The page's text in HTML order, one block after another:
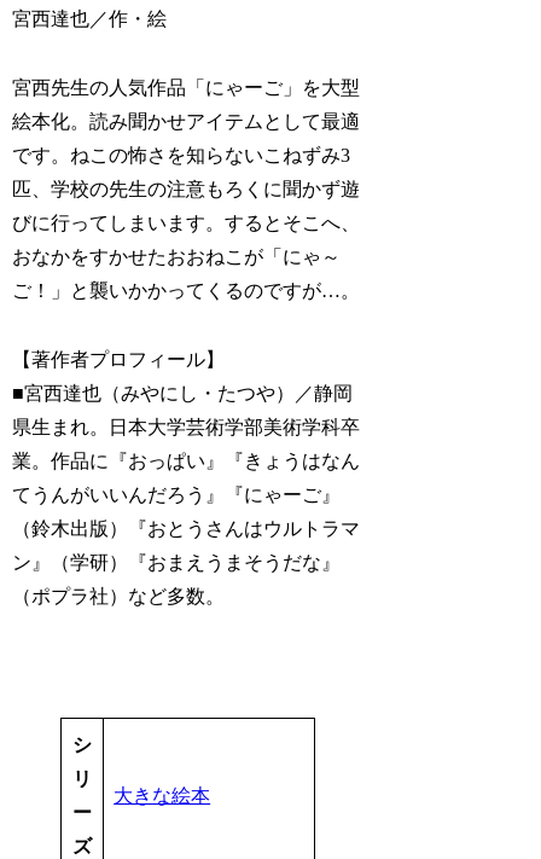
宮西達也／作・絵
宮西先生の人気作品「にゃーご」を大型
絵本化。読み聞かせアイテムとして最適
です。ねこの怖さを知らないこねずみ3
匹、学校の先生の注意もろくに聞かず遊
びに行ってしまいます。するとそこへ、
おなかをすかせたおおねこが「にゃ～
ご！」と襲いかかってくるのですが…。
【著作者プロフィール】
■宮西達也（みやにし・たつや）／静岡
県生まれ。日本大学芸術学部美術学科卒
業。作品に『おっぱい』『きょうはなん
てうんがいいんだろう』『にゃーご』
（鈴木出版）『おとうさんはウルトラマ
ン』（学研）『おまえうまそうだな』
（ポプラ社）など多数。
シ
リ
ー
ズ
大きな絵本